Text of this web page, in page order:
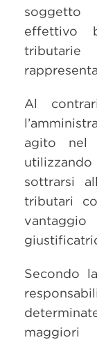
soggetto
effettivo
Al
agito nel
sottrarsi
tributari
Secondo